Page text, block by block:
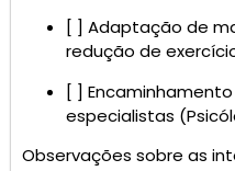
[ ] Adaptação de
redução de
[ ]
especialistas
Observações sobre as